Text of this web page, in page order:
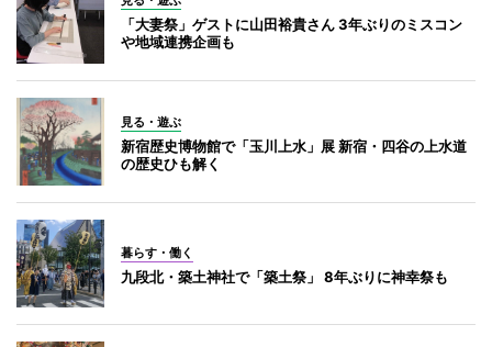
「大妻祭」ゲストに山田裕貴さん 3年ぶりのミスコン
や地域連携企画も
見る・遊ぶ
新宿歴史博物館で「玉川上水」展 新宿・四谷の上水道
の歴史ひも解く
暮らす・働く
九段北・築土神社で「築土祭」 8年ぶりに神幸祭も